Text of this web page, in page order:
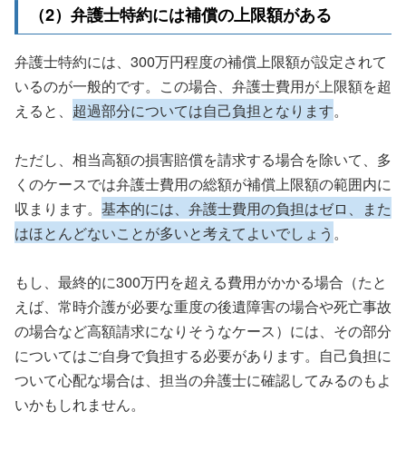
（2）弁護士特約には補償の上限額がある
弁護士特約には、300万円程度の補償上限額が設定されて
いるのが一般的です。この場合、弁護士費用が上限額を超
えると、 超過部分については自己負担となります。
ただし、相当高額の損害賠償を請求する場合を除いて、多
くのケースでは弁護士費用の総額が補償上限額の範囲内に
収まります。 基本的には、弁護士費用の負担はゼロ、また
はほとんどないことが多いと考えてよいでしょう 。
もし、最終的に300万円を超える費用がかかる場合（たと
えば、常時介護が必要な重度の後遺障害の場合や死亡事故
の場合など高額請求になりそうなケース）には、その部分
についてはご自身で負担する必要があります。自己負担に
ついて心配な場合は、担当の弁護士に確認してみるのもよ
いかもしれません。